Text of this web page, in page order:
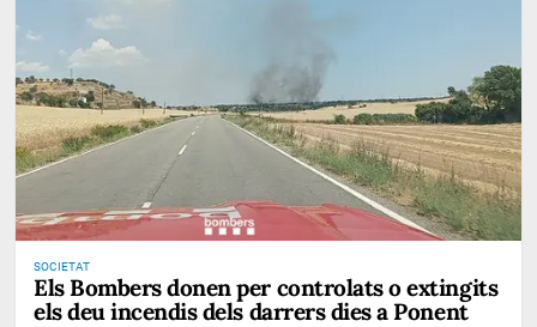
SOCIETAT
Els Bombers donen per controlats o extingits
els deu incendis dels darrers dies a Ponent